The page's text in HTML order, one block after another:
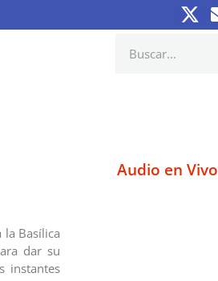
la Basílica
dar su
instantes
Audio en Vivo